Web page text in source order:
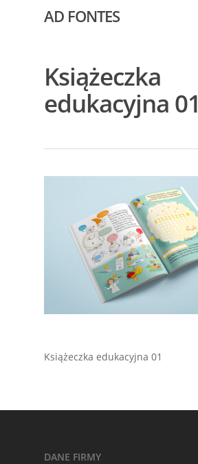
AD FONTES
Książeczka
edukacyjna 01
Książeczka edukacyjna 01
DANE FIRMY